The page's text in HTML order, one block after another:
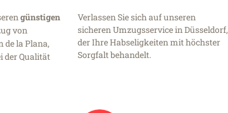
günstigen
von
de la Plana,
der Qualität
Verlassen Sie sich auf unseren
sicheren Umzugsservice in Düsseldorf,
der Ihre Habseligkeiten mit höchster
Sorgfalt behandelt.